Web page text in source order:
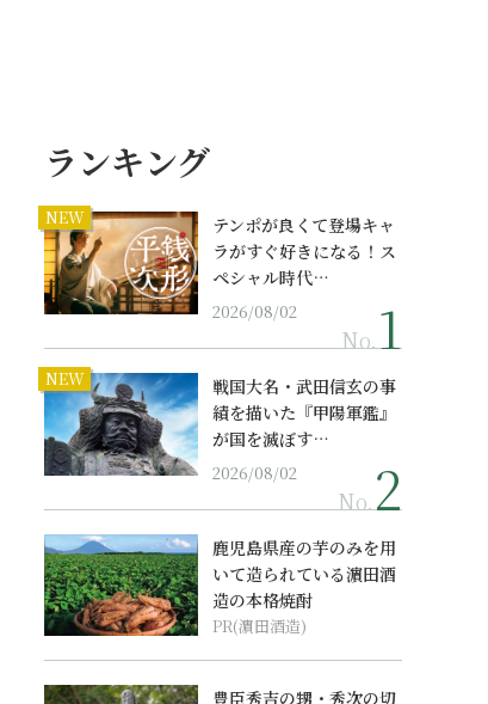
ランキング
NEW
テンポが良くて登場キャ
ラがすぐ好きになる！ス
ペシャル時代…
2026/08/02
No.
NEW
戦国大名・武田信玄の事
績を描いた『甲陽軍鑑』
が国を滅ぼす…
2026/08/02
No.
鹿児島県産の芋のみを用
いて造られている濵田酒
造の本格焼酎
PR(濵田酒造)
豊臣秀吉の甥・秀次の切